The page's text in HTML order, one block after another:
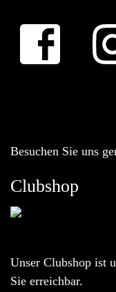
Besuchen Sie uns
Clubshop
Unser Clubshop ist
Sie erreichbar.